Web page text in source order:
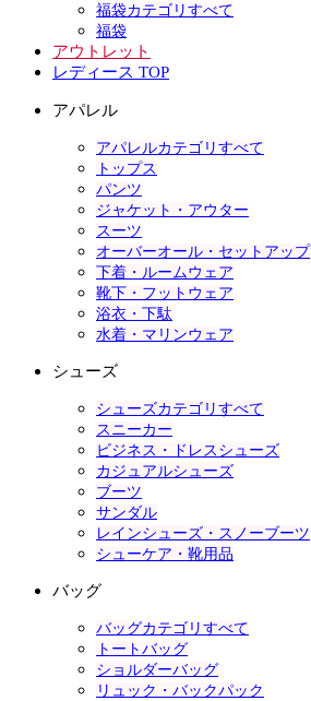
福袋カテゴリすべて
福袋
アウトレット
レディース TOP
アパレル
アパレルカテゴリすべて
トップス
パンツ
ジャケット・アウター
スーツ
オーバーオール・セットアップ
下着・ルームウェア
靴下・フットウェア
浴衣・下駄
水着・マリンウェア
シューズ
シューズカテゴリすべて
スニーカー
ビジネス・ドレスシューズ
カジュアルシューズ
ブーツ
サンダル
レインシューズ・スノーブーツ
シューケア・靴用品
バッグ
バッグカテゴリすべて
トートバッグ
ショルダーバッグ
リュック・バックパック